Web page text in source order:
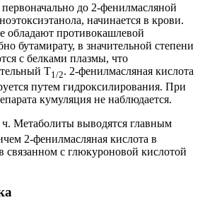
до 2-фенилмасляной
начинается в крови.
обладают противокашлевой
бутамирату, в значительной степени
с белками плазмы, что
T1/2. 2-фенилмасляная кислота
путем гидроксилирования. При
кумуляция не наблюдается.
Метаболиты выводятся главным
2-фенилмасляная кислота в
связанном с глюкуроновой кислотой